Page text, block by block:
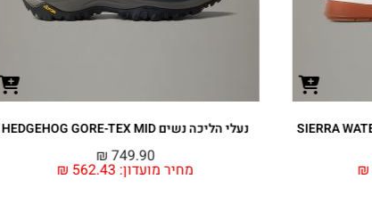
₪
נעלי הליכה נשים HEDGEHOG GORE-TEX MID
מחיר מועדון: ₪ 562.43
₪ 749.90